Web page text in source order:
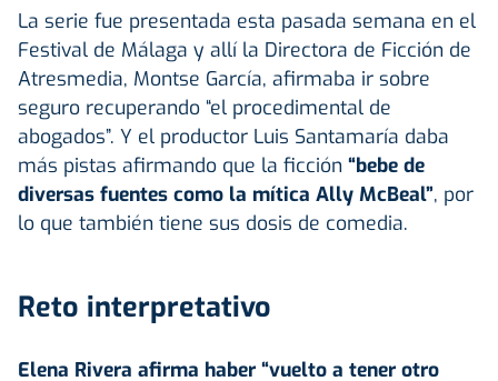
La serie fue presentada esta pasada semana en el
Festival de Málaga y allí la Directora de Ficción de
Atresmedia, Montse García, afirmaba ir sobre
seguro recuperando “el procedimental de
abogados”. Y el productor Luis Santamaría daba
más pistas afirmando que la ficción “bebe de
diversas fuentes como la mítica Ally McBeal”, por
lo que también tiene sus dosis de comedia.
Reto interpretativo
Elena Rivera afirma haber “vuelto a tener otro